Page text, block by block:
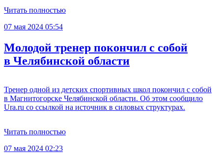
Читать полностью
07 мая 2024 05:54
Молодой тренер покончил с собой
в Челябинской области
Тренер одной из детских спортивных школ покончил с собой
в Магнитогорске Челябинской области. Об этом сообщило
Ura.ru со ссылкой на источник в силовых структурах.
Читать полностью
07 мая 2024 02:23